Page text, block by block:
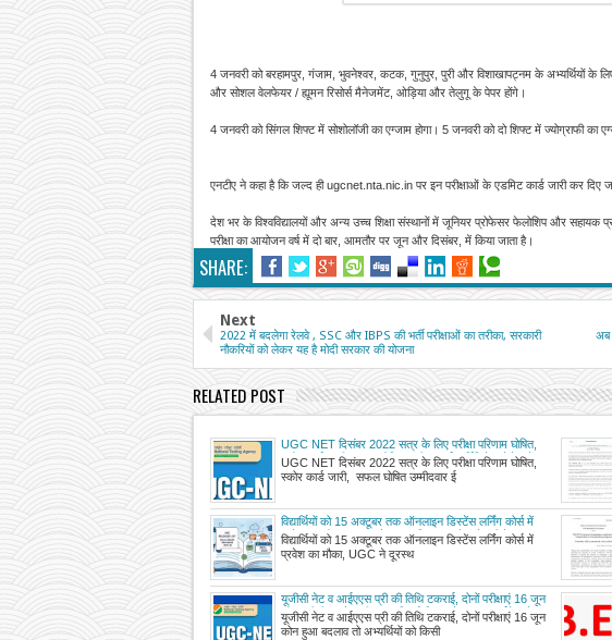
4 जनवरी को बरहामपुर, गंजाम, भुवनेश्वर, कटक, गुनुपुर, पुरी और विशाखापट्नम के अभ्यर्थियों के
और सोशल वेलफेयर / ह्यूमन रिसोर्स मैनेजमेंट, ओड़िया और तेलुगू के पेपर होंगे।
4 जनवरी को सिंगल शिफ्ट में सोशोलॉजी का एग्जाम होगा। 5 जनवरी को दो शिफ्ट में ज्योग्राफी का
एनटीए ने कहा है कि जल्द ही ugcnet.nta.nic.in पर इन परीक्षाओं के एडमिट कार्ड जारी कर दिए
देश भर के विश्वविद्यालयों और अन्य उच्च शिक्षा संस्थानों में जूनियर प्रोफेसर फेलोशिप और सहायक
परीक्षा का आयोजन वर्ष में दो बार, आमतौर पर जून और दिसंबर, में किया जाता है।
SHARE:
Next
2022 में बदलेगा रेलवे , SSC और IBPS की भर्ती परीक्षाओं का तरीका, सरकारी
नौकरियों को लेकर यह है मोदी सरकार की योजना
अब
RELATED POST
UGC NET दिसंबर 2022 सत्र के लिए परीक्षा परिणाम घोषित,
स्कोर कार्ड जारी, सफल घोषित उम्मीदवार ई-सर्टिफिकेट ऐसे करें
डाउनलोड
UGC NET दिसंबर 2022 सत्र के लिए परीक्षा परिणाम घोषित,
स्कोर कार्ड जारी, सफल घोषित उम्मीदवार ई
विद्यार्थियों को 15 अक्टूबर तक ऑनलाइन डिस्टेंस लर्निंग कोर्स में
प्रवेश का मौका, UGC ने दूरस्थ शिक्षा चलाने वाले यूपी के आठ
संस्थानों की सूची जारी की
विद्यार्थियों को 15 अक्टूबर तक ऑनलाइन डिस्टेंस लर्निंग कोर्स में
प्रवेश का मौका, UGC ने दूरस्थ
यूजीसी नेट व आईएएस प्री की तिथि टकराई, दोनों परीक्षाएं 16 जून
को, यूजीसी पर नेट की प्रस्तावित तिथि दलने का दबाव, ईमेल से
भेजे ज्ञापन
यूजीसी नेट व आईएएस प्री की तिथि टकराई, दोनों परीक्षाएं 16 जून
कोन हुआ बदलाव तो अभ्यर्थियों को किसी